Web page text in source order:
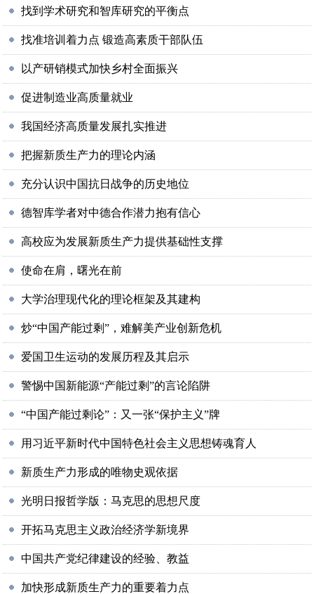
找到学术研究和智库研究的平衡点
找准培训着力点 锻造高素质干部队伍
以产研销模式加快乡村全面振兴
促进制造业高质量就业
我国经济高质量发展扎实推进
把握新质生产力的理论内涵
充分认识中国抗日战争的历史地位
德智库学者对中德合作潜力抱有信心
高校应为发展新质生产力提供基础性支撑
使命在肩，曙光在前
大学治理现代化的理论框架及其建构
炒“中国产能过剩”，难解美产业创新危机
爱国卫生运动的发展历程及其启示
警惕中国新能源“产能过剩”的言论陷阱
“中国产能过剩论”：又一张“保护主义”牌
用习近平新时代中国特色社会主义思想铸魂育人
新质生产力形成的唯物史观依据
光明日报哲学版：马克思的思想尺度
开拓马克思主义政治经济学新境界
中国共产党纪律建设的经验、教益
加快形成新质生产力的重要着力点